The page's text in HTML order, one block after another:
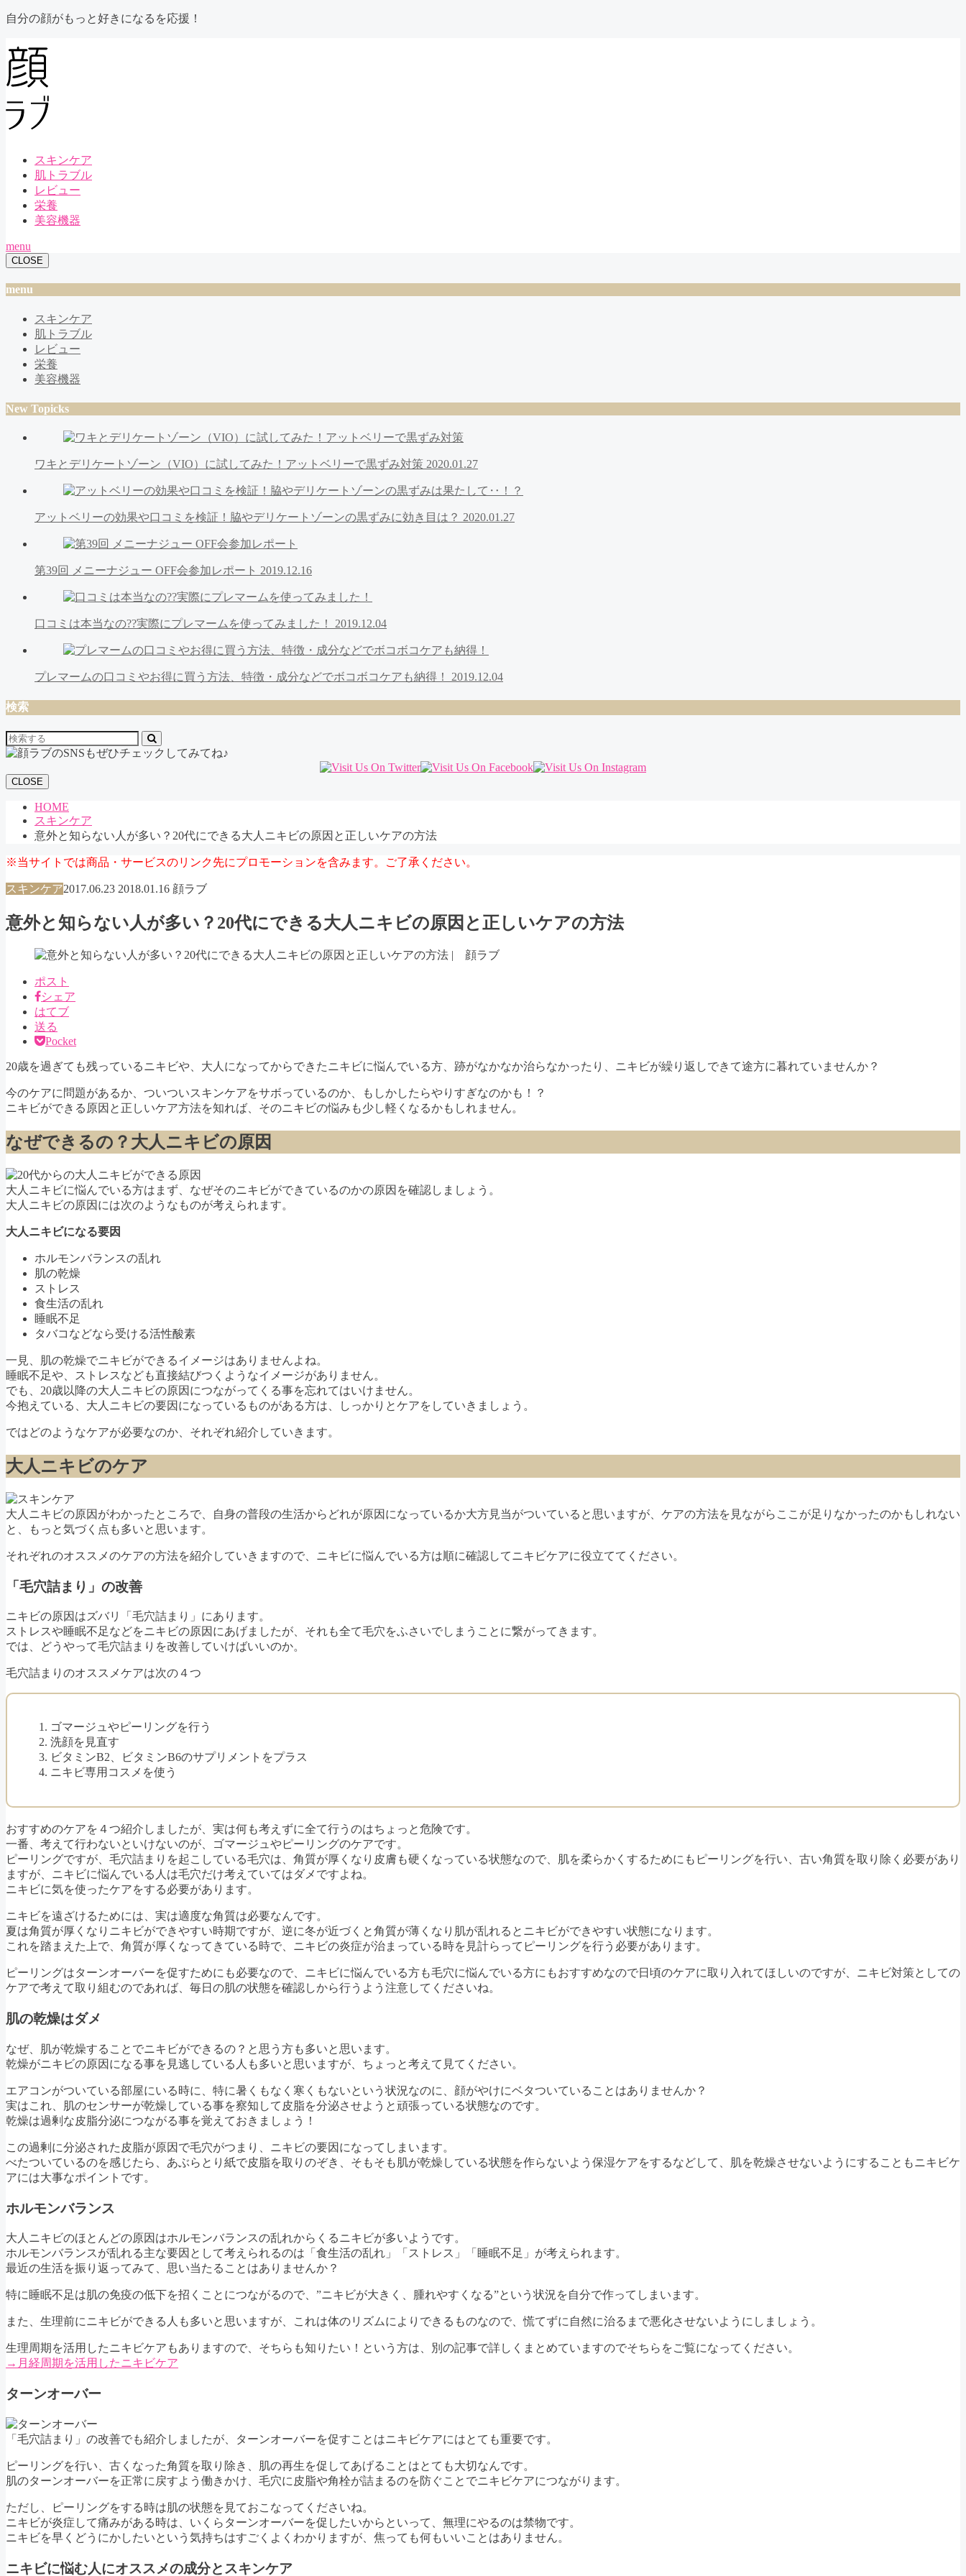
自分の顔がもっと好きになるを応援！
スキンケア
肌トラブル
レビュー
栄養
美容機器
menu
CLOSE
menu
スキンケア
肌トラブル
レビュー
栄養
美容機器
New Topicks
ワキとデリケートゾーン（VIO）に試してみた！アットベリーで黒ずみ対策 2020.01.27
アットベリーの効果や口コミを検証！脇やデリケートゾーンの黒ずみに効き目は？ 2020.01.27
第39回 メニーナジュー OFF会参加レポート 2019.12.16
口コミは本当なの??実際にプレマームを使ってみました！ 2019.12.04
プレマームの口コミやお得に買う方法、特徴・成分などでボコボコケアも納得！ 2019.12.04
検索
CLOSE
HOME
スキンケア
意外と知らない人が多い？20代にできる大人ニキビの原因と正しいケアの方法
※当サイトでは商品・サービスのリンク先にプロモーションを含みます。ご了承ください。
スキンケア2017.06.23 2018.01.16 顔ラブ
意外と知らない人が多い？20代にできる大人ニキビの原因と正しいケアの方法
ポスト
シェア
はてブ
送る
Pocket
20歳を過ぎても残っているニキビや、大人になってからできたニキビに悩んでいる方、跡がなかなか治らなかったり、ニキビが繰り返しできて途方に暮れていませんか？
今のケアに問題があるか、ついついスキンケアをサボっているのか、もしかしたらやりすぎなのかも！？
ニキビができる原因と正しいケア方法を知れば、そのニキビの悩みも少し軽くなるかもしれません。
なぜできるの？大人ニキビの原因
大人ニキビに悩んでいる方はまず、なぜそのニキビができているのかの原因を確認しましょう。
大人ニキビの原因には次のようなものが考えられます。
大人ニキビになる要因
ホルモンバランスの乱れ
肌の乾燥
ストレス
食生活の乱れ
睡眠不足
タバコなどなら受ける活性酸素
一見、肌の乾燥でニキビができるイメージはありませんよね。
睡眠不足や、ストレスなども直接結びつくようなイメージがありません。
でも、20歳以降の大人ニキビの原因につながってくる事を忘れてはいけません。
今抱えている、大人ニキビの要因になっているものがある方は、しっかりとケアをしていきましょう。
ではどのようなケアが必要なのか、それぞれ紹介していきます。
大人ニキビのケア
大人ニキビの原因がわかったところで、自身の普段の生活からどれが原因になっているか大方見当がついていると思いますが、ケアの方法を見ながらここが足りなかったのかもしれない
と、もっと気づく点も多いと思います。
それぞれのオススメのケアの方法を紹介していきますので、ニキビに悩んでいる方は順に確認してニキビケアに役立ててください。
「毛穴詰まり」の改善
ニキビの原因はズバリ「毛穴詰まり」にあります。
ストレスや睡眠不足などをニキビの原因にあげましたが、それも全て毛穴をふさいでしまうことに繋がってきます。
では、どうやって毛穴詰まりを改善していけばいいのか。
毛穴詰まりのオススメケアは次の４つ
ゴマージュやピーリングを行う
洗顔を見直す
ビタミンB2、ビタミンB6のサプリメントをプラス
ニキビ専用コスメを使う
おすすめのケアを４つ紹介しましたが、実は何も考えずに全て行うのはちょっと危険です。
一番、考えて行わないといけないのが、ゴマージュやピーリングのケアです。
ピーリングですが、毛穴詰まりを起こしている毛穴は、角質が厚くなり皮膚も硬くなっている状態なので、肌を柔らかくするためにもピーリングを行い、古い角質を取り除く必要があり
ますが、ニキビに悩んでいる人は毛穴だけ考えていてはダメですよね。
ニキビに気を使ったケアをする必要があります。
ニキビを遠ざけるためには、実は適度な角質は必要なんです。
夏は角質が厚くなりニキビができやすい時期ですが、逆に冬が近づくと角質が薄くなり肌が乱れるとニキビができやすい状態になります。
これを踏まえた上で、角質が厚くなってきている時で、ニキビの炎症が治まっている時を見計らってピーリングを行う必要があります。
ピーリングはターンオーバーを促すためにも必要なので、ニキビに悩んでいる方も毛穴に悩んでいる方にもおすすめなので日頃のケアに取り入れてほしいのですが、ニキビ対策としての
ケアで考えて取り組むのであれば、毎日の肌の状態を確認しから行うよう注意してくださいね。
肌の乾燥はダメ
なぜ、肌が乾燥することでニキビができるの？と思う方も多いと思います。
乾燥がニキビの原因になる事を見逃している人も多いと思いますが、ちょっと考えて見てください。
エアコンがついている部屋にいる時に、特に暑くもなく寒くもないという状況なのに、顔がやけにベタついていることはありませんか？
実はこれ、肌のセンサーが乾燥している事を察知して皮脂を分泌させようと頑張っている状態なのです。
乾燥は過剰な皮脂分泌につながる事を覚えておきましょう！
この過剰に分泌された皮脂が原因で毛穴がつまり、ニキビの要因になってしまいます。
べたついているのを感じたら、あぶらとり紙で皮脂を取りのぞき、そもそも肌が乾燥している状態を作らないよう保湿ケアをするなどして、肌を乾燥させないようにすることもニキビケ
アには大事なポイントです。
ホルモンバランス
大人ニキビのほとんどの原因はホルモンバランスの乱れからくるニキビが多いようです。
ホルモンバランスが乱れる主な要因として考えられるのは「食生活の乱れ」「ストレス」「睡眠不足」が考えられます。
最近の生活を振り返ってみて、思い当たることはありませんか？
特に睡眠不足は肌の免疫の低下を招くことにつながるので、”ニキビが大きく、腫れやすくなる”という状況を自分で作ってしまいます。
また、生理前にニキビができる人も多いと思いますが、これは体のリズムによりできるものなので、慌てずに自然に治るまで悪化させないようにしましょう。
生理周期を活用したニキビケアもありますので、そちらも知りたい！という方は、別の記事で詳しくまとめていますのでそちらをご覧になってください。
→月経周期を活用したニキビケア
ターンオーバー
「毛穴詰まり」の改善でも紹介しましたが、ターンオーバーを促すことはニキビケアにはとても重要です。
ピーリングを行い、古くなった角質を取り除き、肌の再生を促してあげることはとても大切なんです。
肌のターンオーバーを正常に戻すよう働きかけ、毛穴に皮脂や角栓が詰まるのを防ぐことでニキビケアにつながります。
ただし、ピーリングをする時は肌の状態を見ておこなってくださいね。
ニキビが炎症して痛みがある時は、いくらターンオーバーを促したいからといって、無理にやるのは禁物です。
ニキビを早くどうにかしたいという気持ちはすごくよくわかりますが、焦っても何もいいことはありません。
ニキビに悩む人にオススメの成分とスキンケア